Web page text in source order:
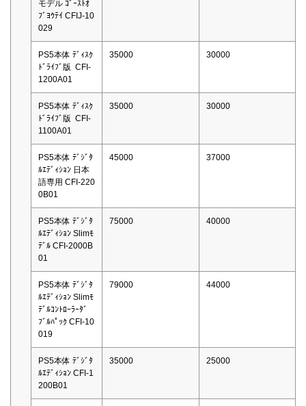
モデル ｺﾞｰｽﾄｵ
ﾌﾞﾖｳﾃｲ CFIJ-10
029
PS5本体 ﾃﾞｨｽｸ
ﾄﾞﾗｲﾌﾞ版 CFI-
1200A01
35000 30000
PS5本体 ﾃﾞｨｽｸ
ﾄﾞﾗｲﾌﾞ版 CFI-
1100A01
35000 30000
PS5本体 ﾃﾞｼﾞﾀ
ﾙｴﾃﾞｨｼｮﾝ 日本
語専用 CFI-220
0B01
45000 37000
PS5本体 ﾃﾞｼﾞﾀ
ﾙｴﾃﾞｨｼｮﾝ Slimﾓ
ﾃﾞﾙ CFI-2000B
01
75000 40000
PS5本体 ﾃﾞｼﾞﾀ
ﾙｴﾃﾞｨｼｮﾝ Slimﾓ
ﾃﾞﾙｺﾝﾄﾛｰﾗｰﾀﾞ
ﾌﾞﾙﾊﾟｯｸ CFI-10
019
79000 44000
PS5本体 ﾃﾞｼﾞﾀ
ﾙｴﾃﾞｨｼｮﾝ CFI-1
200B01
35000 25000